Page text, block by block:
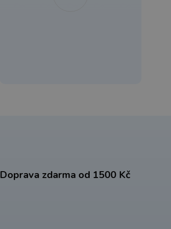
Doprava zdarma od 1500 Kč